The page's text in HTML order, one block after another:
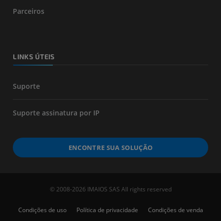
Parceiros
LINKS ÚTEIS
Suporte
Suporte assinatura por IP
ENCONTRE SUA SOLUÇÃO
© 2008-2026 IMAIOS SAS All rights reserved
Condições de uso Política de privacidade Condições de venda